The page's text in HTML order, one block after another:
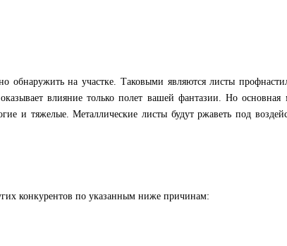
на участке. Таковыми являются листы
влияние только полет вашей фантазии. Но основная
и тяжелые. Металлические листы будут ржаветь под
конкурентов по указанным ниже причинам: